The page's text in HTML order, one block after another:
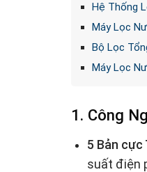
Hệ Thống
Máy Lọc
Bộ Lọc
Máy Lọc
1. Công
5 Bản cực
suất điện